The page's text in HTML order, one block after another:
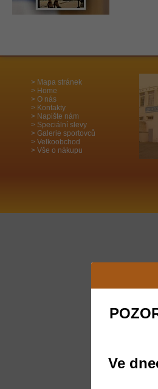
Mapa stránek
Home
O nás
Kontakty
Napište nám
Speciální slevy
Galerie sportovců
Velkoobchod
Vše o nákupu
Ve